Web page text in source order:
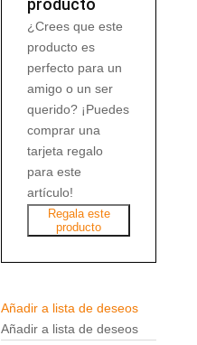
producto
¿Crees que este
producto es
perfecto para un
amigo o un ser
querido? ¡Puedes
comprar una
tarjeta regalo
para este
artículo!
Regala este
producto
Añadir a lista de deseos
Añadir a lista de deseos